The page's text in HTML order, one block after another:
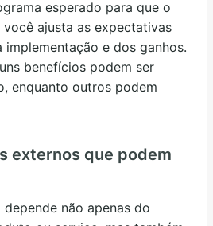
esperado para que o
você ajusta as expectativas
e dos ganhos.
benefícios podem ser
enquanto outros podem
externos que podem
depende não apenas do